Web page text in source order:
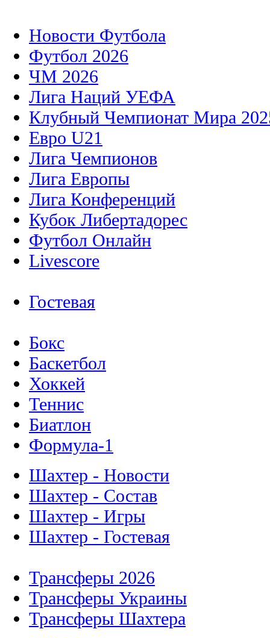
Новости Футбола
Футбол 2026
ЧМ 2026
Лига Наций УЕФА
Клубный Чемпионат Мира
Евро U21
Лига Чемпионов
Лига Европы
Лига Конференций
Кубок Либертадорес
Футбол Онлайн
Livescore
Гостевая
Бокс
Баскетбол
Хоккей
Теннис
Биатлон
Формула-1
Шахтер - Новости
Шахтер - Состав
Шахтер - Игры
Шахтер - Гостевая
Трансферы 2026
Трансферы Украины
Трансферы Шахтера